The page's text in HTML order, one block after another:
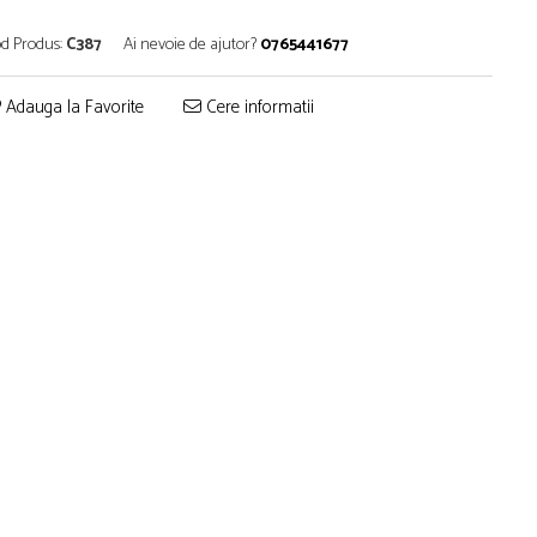
Produs:C387 Ai nevoie de ajutor?0765441677
Adauga la Favorite Cere informatii